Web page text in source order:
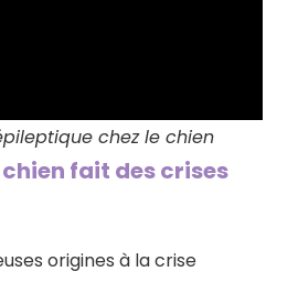
chez le chien
fait des crises
origines à la crise